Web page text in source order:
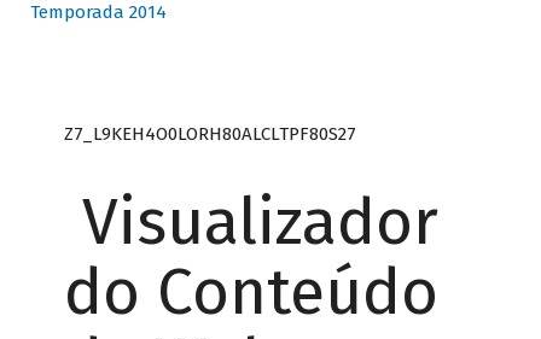
Temporada 2014
Z7_L9KEH4O0LORH80ALCLTPF80S27
Visualizador
do Conteúdo